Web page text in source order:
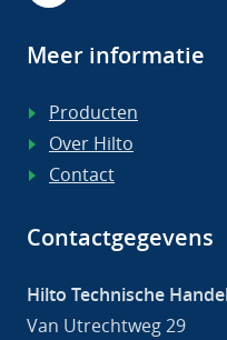
Meer informatie
Producten
Over Hilto
Contact
Contactgegevens
Hilto Technische
Van Utrechtweg 29